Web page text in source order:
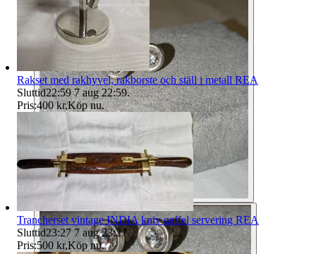
Rakset med rakhyvel, rakborste och ställ i metall REA
Sluttid22:59 7 aug 22:59.
Pris:400 kr,Köp nu.
Trancherset vintage INDIA kniv gaffel servering REA
Sluttid23:27 7 aug 23:27.
Pris:500 kr,Köp nu.